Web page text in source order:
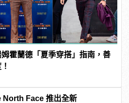
霍蘭德「夏季穿搭」指南，善
North Face 推出全新